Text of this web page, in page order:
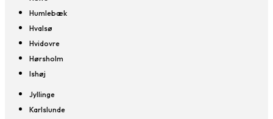
Humlebæk
Hvalsø
Hvidovre
Hørsholm
Ishøj
Jyllinge
Karlslunde